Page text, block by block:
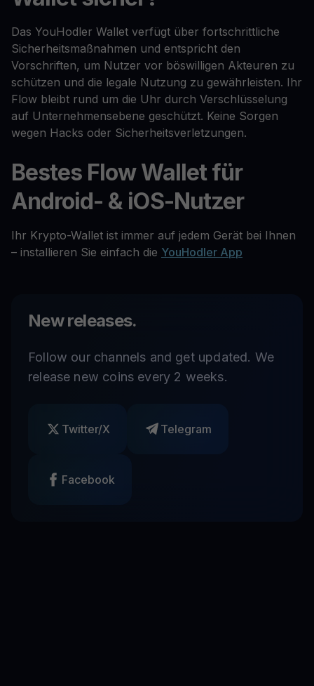
Das YouHodler Wallet verfügt über fortschrittliche
Sicherheitsmaßnahmen und entspricht den
Vorschriften, um Nutzer vor böswilligen Akteuren zu
schützen und die legale Nutzung zu gewährleisten. Ihr
Flow bleibt rund um die Uhr durch Verschlüsselung
auf Unternehmensebene geschützt. Keine Sorgen
wegen Hacks oder Sicherheitsverletzungen.
Bestes Flow Wallet für
Android- & iOS-Nutzer
Ihr Krypto-Wallet ist immer auf jedem Gerät bei Ihnen
– installieren Sie einfach die YouHodler App
New releases.
Follow our channels and get updated. We
release new coins every 2 weeks.
Twitter/X Telegram
Facebook